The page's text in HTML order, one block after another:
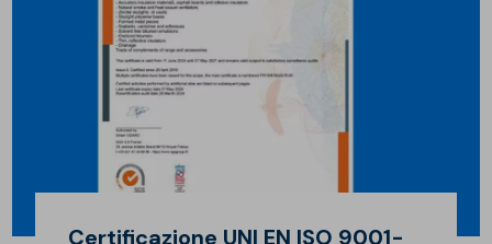
Certificazione UNI EN ISO 9001-